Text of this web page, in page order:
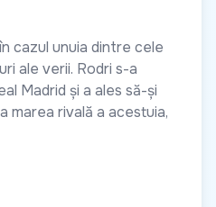
cazul unuia dintre cele
ale verii. Rodri s-a
Madrid și a ales să-și
marea rivală a acestuia,